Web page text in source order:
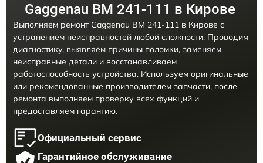
Gaggenau BM 241-111 в Кирове
Выполняем ремонт Gaggenau BM 241-111 в Кирове с
устранением неисправностей любой сложности. Проводим
диагностику, выявляем причины поломки, заменяем
неисправные детали и восстанавливаем
работоспособность устройства. Используем оригинальные
или рекомендованные производителем запчасти, после
ремонта выполняем проверку всех функций и
предоставляем гарантию.
Официальный сервис
Гарантийное обслуживание